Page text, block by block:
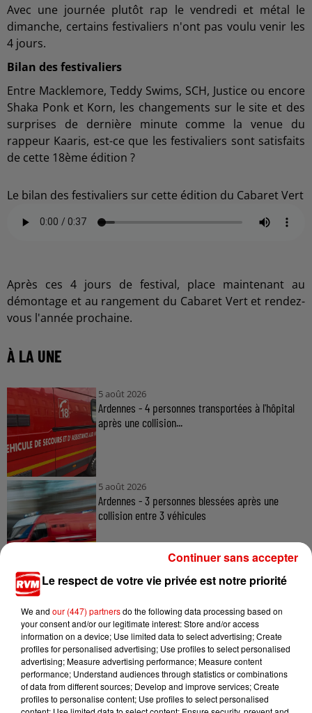
Avec une journée plutôt rap le vendredi et métal le
dimanche, certains festivaliers n'ont pas voulu venir les
4 jours.
Bilan des festivaliers
Entre Macklemore, Teddy Swims, SCH, Justice ou encore
Shaka Ponk et Korn, les changements sur le site et des
surprises de dernière minute comme la venue du
rappeur Kaaris, est-ce que les festivaliers sont satisfaits
de cette 18ème édition ?
Le bilan des festivaliers sur cette édition du Cabaret Vert
Après ces 4 jours de festival, place maintenant au
démontage et au rangement du Cabaret Vert et rendez-
vous l'année prochaine.
À LA UNE
5 août 2026
Ardennes - 4 personnes transportées à l'hôpital
après une collision...
5 août 2026
Ardennes - 3 personnes blessées après une
collision entre 3 véhicules
5 août 2026
Les Gendarmes »
5 août 2026
Ardennes - Clap de fin pour le tournage du film «
14 juillet » avec...
Le respect de votre vie privée est notre priorité
We and our (447) partnersdo the following data processing based on
your consent and/or our legitimate interest: Store and/or access
information on a device; Use limited data to select advertising; Create
profiles for personalised advertising; Use profiles to select personalised
advertising; Measure advertising performance; Measure content
performance; Understand audiences through statistics or combinations
of data from different sources; Develop and improve services; Create
profiles to personalise content; Use profiles to select personalised
Continuer sans accepter